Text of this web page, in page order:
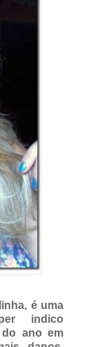
é uma
indico
do ano em